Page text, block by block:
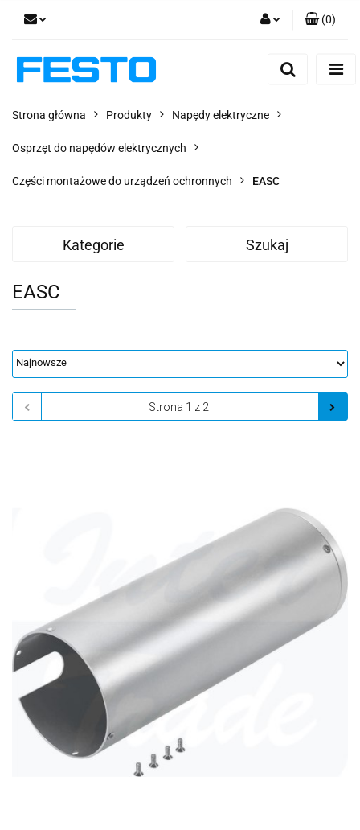
Dodaj zgłoszenie
(0)
Strona główna Produkty Napędy elektryczne
Osprzęt do napędów elektrycznych
Części montażowe do urządzeń ochronnych EASC
Kategorie Szukaj
EASC